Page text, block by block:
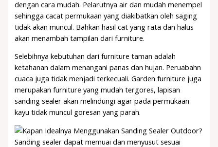
dengan cara mudah. Pelarutnya air dan mudah menempel
sehingga cacat permukaan yang diakibatkan oleh saging
tidak akan muncul. Bahkan hasil cat yang rata dan halus
akan menambah tampilan dari furniture.
Selebihnya kebutuhan dari furniture taman adalah
ketahanan dalam menangani panas dan hujan. Peruabahn
cuaca juga tidak menjadi terkecuali. Garden furniture juga
merupakan furniture yang mudah tergores, lapisan
sanding sealer akan melindungi agar pada permukaan
kayu tidak muncul goresan yang parah.
Sanding sealer dapat memuai dan menyusut sesuai